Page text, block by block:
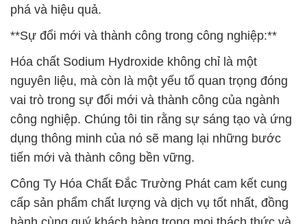
phá và hiệu quả.
**Sự đổi mới và thành công trong công nghiệp:**
Hóa chất Sodium Hydroxide không chỉ là một
nguyên liệu, mà còn là một yếu tố quan trọng đóng
vai trò trong sự đổi mới và thành công của ngành
công nghiệp. Chúng tôi tin rằng sự sáng tạo và ứng
dụng thông minh của nó sẽ mang lại những bước
tiến mới và thành công bền vững.
Công Ty Hóa Chất Đắc Trường Phát cam kết cung
cấp sản phẩm chất lượng và dịch vụ tốt nhất, đồng